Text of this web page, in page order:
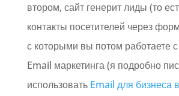
втором, сайт генерит лиды (то
контакты посетителей через
с которыми вы потом работаете
Email маркетинга (я подробно
использовать Email для бизнеса